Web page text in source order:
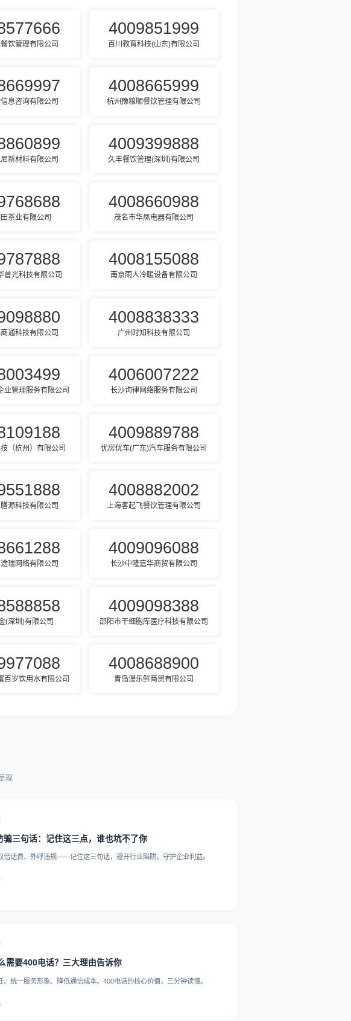
饮管理有限公司
4009851999
百川教育科技(山东)有限公司
息咨询有限公司
4008665999
杭州豫粮顺餐饮管理有限公司
新材料有限公司
4009399888
久丰餐饮管理(深圳)有限公司
茶业有限公司
4008660988
茂名市华凤电器有限公司
普光科技有限公司
4008155088
南京雨人冷暖设备有限公司
商通科技有限公司
4008838333
广州时知科技有限公司
业管理服务有限公司
4006007222
长沙询律网络服务有限公司
（杭州）有限公司
4009889788
优房优车(广东)汽车服务有限公司
源科技有限公司
4008882002
上海客起飞餐饮管理有限公司
瑞网络有限公司
4009096088
长沙中隆嘉华商贸有限公司
(深圳)有限公司
4009098388
邵阳市干细胞库医疗科技有限公司
百岁饮用水有限公司
4008688900
青岛漫乐鲜商贸有限公司
现
骗三句话：记住这三点，谁也坑不了你
倍话费、外呼违规——记住这三句话，避开行业陷阱，守护企业利益。
需要400电话？三大理由告诉你
、统一服务形象、降低通信成本。400电话的核心价值，三分钟读懂。